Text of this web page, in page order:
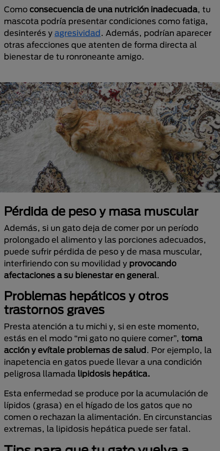
Como consecuencia de una nutrición inadecuada, tu
mascota podría presentar condiciones como fatiga,
desinterés y agresividad. Además, podrían aparecer
otras afecciones que atenten de forma directa al
bienestar de tu ronroneante amigo.
Pérdida de peso y masa muscular
Además, si un gato deja de comer por un período
prolongado el alimento y las porciones adecuados,
puede sufrir pérdida de peso y de masa muscular,
interfiriendo con su movilidad y provocando
afectaciones a su bienestar en general.
Problemas hepáticos y otros
trastornos graves
Presta atención a tu michi y, si en este momento,
estás en el modo “mi gato no quiere comer”, toma
acción y evítale problemas de salud. Por ejemplo, la
inapetencia en gatos puede llevar a una condición
peligrosa llamada lipidosis hepática.
Esta enfermedad se produce por la acumulación de
lípidos (grasa) en el hígado de los gatos que no
comen o rechazan la alimentación. En circunstancias
extremas, la lipidosis hepática puede ser fatal.